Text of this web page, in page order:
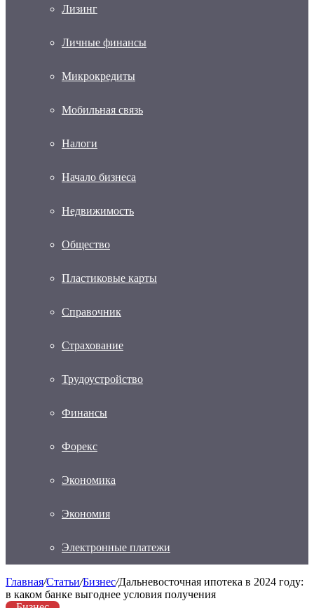
Лизинг
Личные финансы
Микрокредиты
Мобильная связь
Налоги
Начало бизнеса
Недвижимость
Общество
Пластиковые карты
Справочник
Страхование
Трудоустройство
Финансы
Форекс
Экономика
Экономия
Электронные платежи
Главная/Статьи/Бизнес/Дальневосточная ипотека в 2024 году:
в каком банке выгоднее условия получения